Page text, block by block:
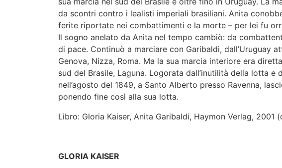
da scontri contro i lealisti imperiali brasiliani. Anita
ferite riportate nei combattimenti e la morte – per lei fu
Il sogno anelato da Anita nel tempo cambiò: da
di pace. Continuò a marciare con Garibaldi, dall’Uruguay
Genova, Nizza, Roma. Ma la sua marcia interiore era
sud del Brasile, Laguna. Logorata dall’inutilità della lotta e
nell’agosto del 1849, a Santo Alberto presso Ravenna,
ponendo fine così alla sua lotta.
Libro: Gloria Kaiser, Anita Garibaldi, Haymon Verlag, 2001
GLORIA KAISER